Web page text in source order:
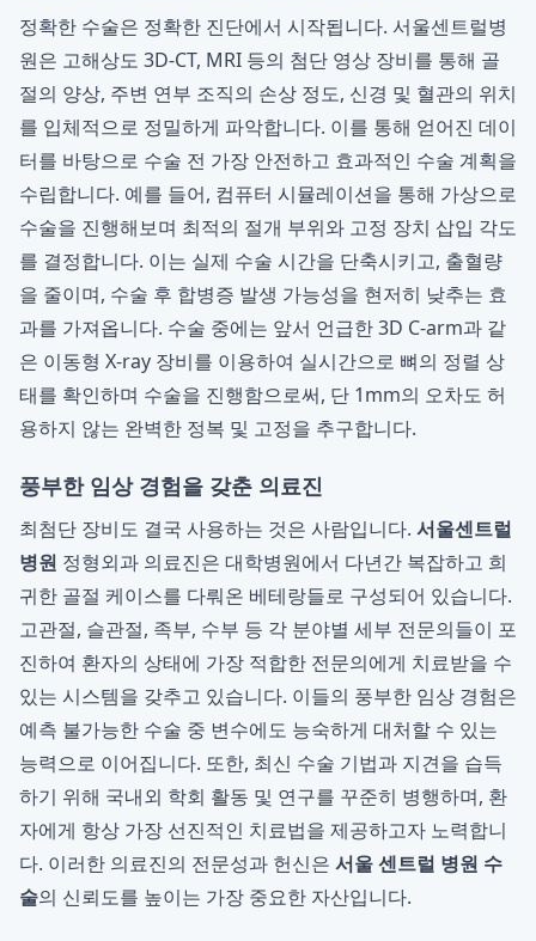
정확한 수술은 정확한 진단에서 시작됩니다. 서울센트럴병
원은 고해상도 3D-CT, MRI 등의 첨단 영상 장비를 통해 골
절의 양상, 주변 연부 조직의 손상 정도, 신경 및 혈관의 위치
를 입체적으로 정밀하게 파악합니다. 이를 통해 얻어진 데이
터를 바탕으로 수술 전 가장 안전하고 효과적인 수술 계획을
수립합니다. 예를 들어, 컴퓨터 시뮬레이션을 통해 가상으로
수술을 진행해보며 최적의 절개 부위와 고정 장치 삽입 각도
를 결정합니다. 이는 실제 수술 시간을 단축시키고, 출혈량
을 줄이며, 수술 후 합병증 발생 가능성을 현저히 낮추는 효
과를 가져옵니다. 수술 중에는 앞서 언급한 3D C-arm과 같
은 이동형 X-ray 장비를 이용하여 실시간으로 뼈의 정렬 상
태를 확인하며 수술을 진행함으로써, 단 1mm의 오차도 허
용하지 않는 완벽한 정복 및 고정을 추구합니다.
풍부한 임상 경험을 갖춘 의료진
최첨단 장비도 결국 사용하는 것은 사람입니다. 서울센트럴
병원 정형외과 의료진은 대학병원에서 다년간 복잡하고 희
귀한 골절 케이스를 다뤄온 베테랑들로 구성되어 있습니다.
고관절, 슬관절, 족부, 수부 등 각 분야별 세부 전문의들이 포
진하여 환자의 상태에 가장 적합한 전문의에게 치료받을 수
있는 시스템을 갖추고 있습니다. 이들의 풍부한 임상 경험은
예측 불가능한 수술 중 변수에도 능숙하게 대처할 수 있는
능력으로 이어집니다. 또한, 최신 수술 기법과 지견을 습득
하기 위해 국내외 학회 활동 및 연구를 꾸준히 병행하며, 환
자에게 항상 가장 선진적인 치료법을 제공하고자 노력합니
다. 이러한 의료진의 전문성과 헌신은 서울 센트럴 병원 수
술의 신뢰도를 높이는 가장 중요한 자산입니다.